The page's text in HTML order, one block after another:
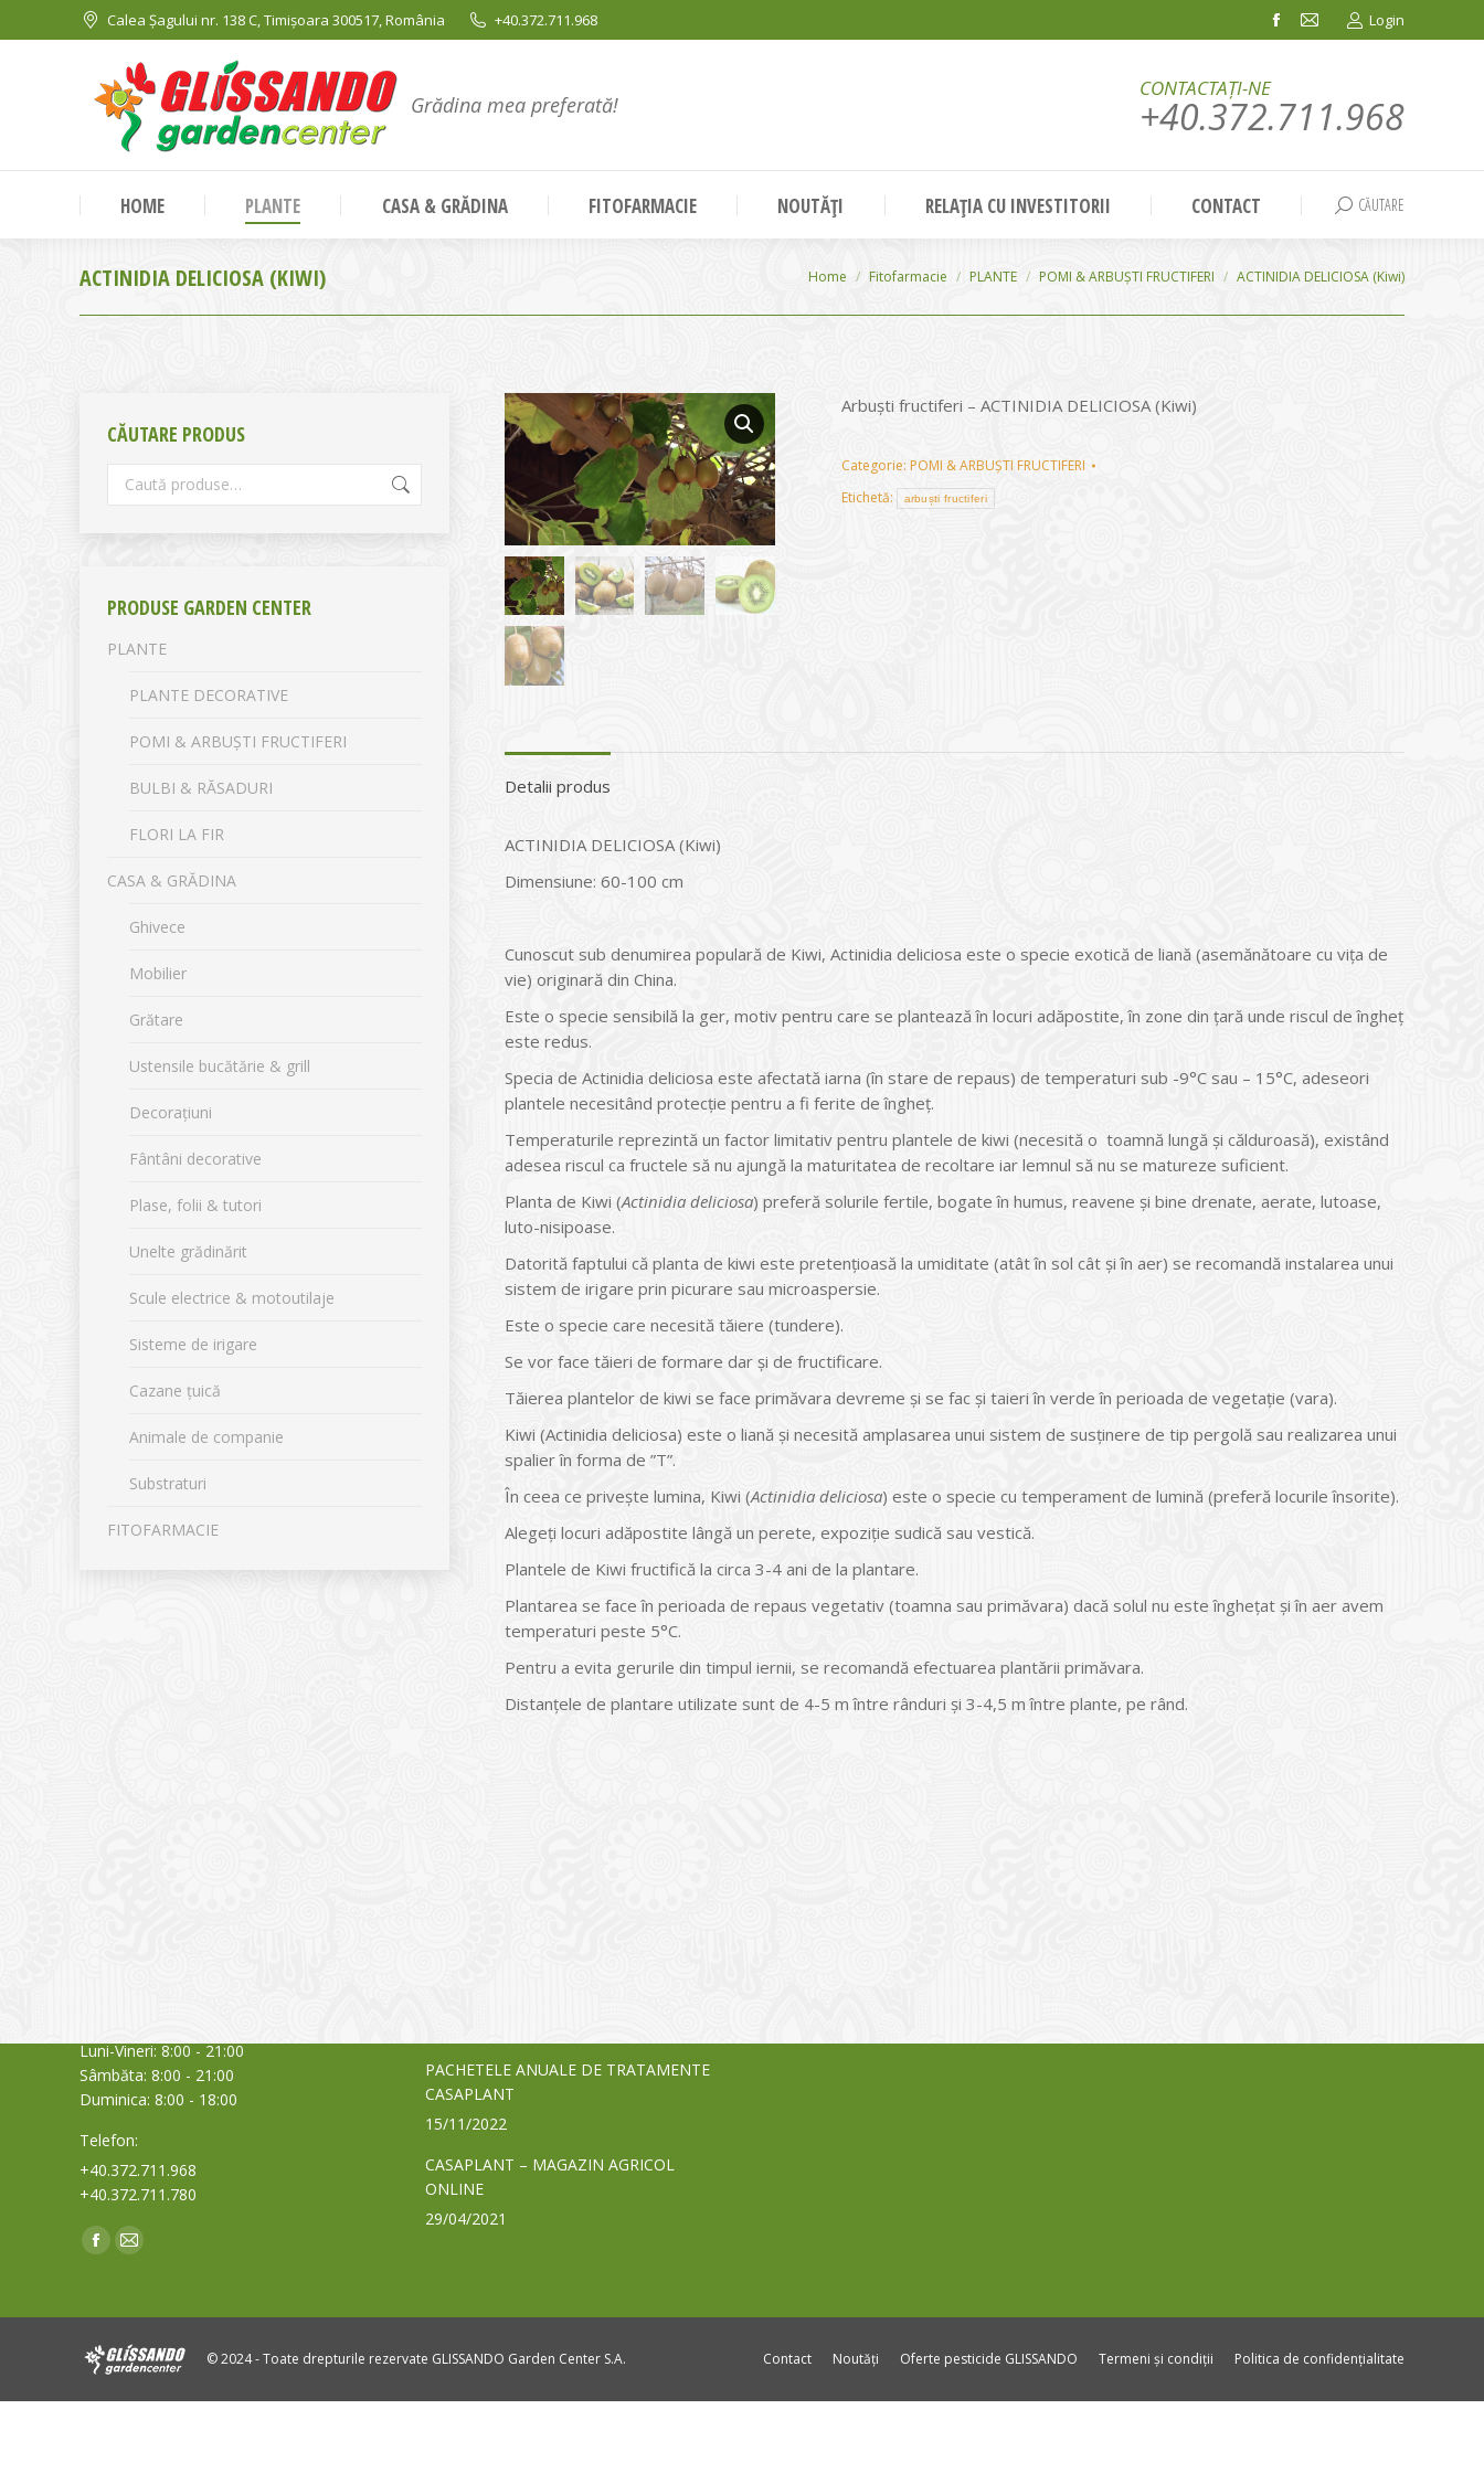
Calea Șagului nr. 138 C, Timișoara 300517, România +40.372.711.968
Facebook
in
window
Mail
in
window
Login
Grădina mea preferată!
CONTACTAȚI-NE
+40.372.711.968
HOME PLANTE CASA & GRĂDINA FITOFARMACIE NOUTĂȚI RELAȚIA CU INVESTITORII CONTACT Search:
CĂUTARE
ACTINIDIA DELICIOSA (KIWI) You are here:
Home Fitofarmacie PLANTE POMI & ARBUȘTI FRUCTIFERI ACTINIDIA DELICIOSA (Kiwi)
Arbuști fructiferi – ACTINIDIA DELICIOSA (Kiwi)
Categorie: POMI & ARBUȘTI FRUCTIFERI
Etichetă:
arbuști fructiferi
Detalii produs
ACTINIDIA DELICIOSA (Kiwi)
Dimensiune: 60-100 cm
Cunoscut sub denumirea populară de Kiwi, Actinidia deliciosa este o specie exotică de liană (asemănătoare cu viţa de
vie) originară din China.
Este o specie sensibilă la ger, motiv pentru care se plantează în locuri adăpostite, în zone din ţară unde riscul de îngheţ
este redus.
Specia de Actinidia deliciosa este afectată iarna (în stare de repaus) de temperaturi sub -9°C sau – 15°C, adeseori
plantele necesitând protecţie pentru a fi ferite de îngheţ.
Temperaturile reprezintă un factor limitativ pentru plantele de kiwi (necesită o toamnă lungă şi călduroasă), existând
adesea riscul ca fructele să nu ajungă la maturitatea de recoltare iar lemnul să nu se matureze suficient.
Planta de Kiwi (Actinidia deliciosa) preferă solurile fertile, bogate în humus, reavene şi bine drenate, aerate, lutoase,
luto-nisipoase.
Datorită faptului că planta de kiwi este pretenţioasă la umiditate (atât în sol cât şi în aer) se recomandă instalarea unui
sistem de irigare prin picurare sau microaspersie.
Este o specie care necesită tăiere (tundere).
Se vor face tăieri de formare dar şi de fructificare.
Tăierea plantelor de kiwi se face primăvara devreme şi se fac şi taieri în verde în perioada de vegetaţie (vara).
Kiwi (Actinidia deliciosa) este o liană şi necesită amplasarea unui sistem de susţinere de tip pergolă sau realizarea unui
spalier în forma de ”T”.
În ceea ce priveşte lumina, Kiwi (Actinidia deliciosa) este o specie cu temperament de lumină (preferă locurile însorite).
Alegeţi locuri adăpostite lângă un perete, expoziţie sudică sau vestică.
Plantele de Kiwi fructifică la circa 3-4 ani de la plantare.
Plantarea se face în perioada de repaus vegetativ (toamna sau primăvara) dacă solul nu este îngheţat şi în aer avem
temperaturi peste 5°C.
Pentru a evita gerurile din timpul iernii, se recomandă efectuarea plantării primăvara.
Distanţele de plantare utilizate sunt de 4-5 m între rânduri şi 3-4,5 m între plante, pe rând.
CĂUTARE PRODUS
PRODUSE GARDEN CENTER
PLANTE
PLANTE DECORATIVE
POMI & ARBUȘTI FRUCTIFERI
BULBI & RĂSADURI
FLORI LA FIR
CASA & GRĂDINA
Ghivece
Mobilier
Grătare
Ustensile bucătărie & grill
Decorațiuni
Fântâni decorative
Plase, folii & tutori
Unelte grădinărit
Scule electrice & motoutilaje
Sisteme de irigare
Cazane țuică
Animale de companie
Substraturi
FITOFARMACIE
Luni-Vineri: 8:00 - 21:00
Sâmbăta: 8:00 - 21:00
Duminica: 8:00 - 18:00
Telefon:
+40.372.711.968
+40.372.711.780
Find us on:
Facebook
new
Mail
new
PACHETELE ANUALE DE TRATAMENTE
CASAPLANT
15/11/2022
CASAPLANT – MAGAZIN AGRICOL
ONLINE
29/04/2021
© 2024 - Toate drepturile rezervate GLISSANDO Garden Center S.A. Contact Noutăți Oferte pesticide GLISSANDO Termeni și condiții Politica de confidențialitate